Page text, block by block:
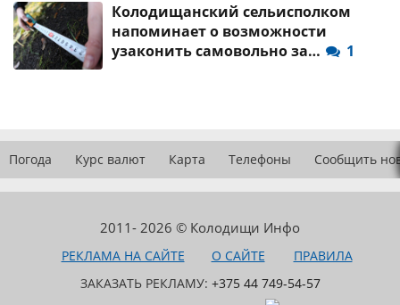
Колодищанский сельисполком
напоминает о возможности
узаконить самовольно за…
1
Погода Курс валют Карта Телефоны Сообщить
2011- 2026 © Колодищи Инфо
РЕКЛАМА НА САЙТЕ О САЙТЕ
ПРАВИЛА
ЗАКАЗАТЬ РЕКЛАМУ: +375 44 749-54-57